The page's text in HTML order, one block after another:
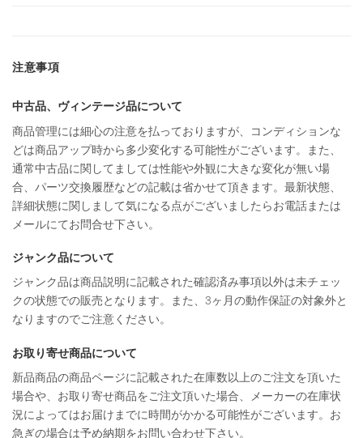
注意事項
中古品、ヴィンテージ品について
商品管理には細心の注意を払っておりますが、コンディションな
どは商品アップ時から多少変化する可能性がございます。また、
通常中古品に関してましては性能や外観に大きな変化が無い場
合、パーツ交換履歴などの記載は省かせて頂きます。最新状態、
詳細状態に関しまして気になる点がございましたらお電話または
メールにてお問合せ下さい。
ジャンク品について
ジャンク品は商品説明に記載された確認済み事項以外は未チェッ
クの状態での販売となります。また、3ヶ月の動作保証の対象外と
なりますのでご注意ください。
お取り寄せ商品について
新品商品の商品ページに記載された在庫数以上のご注文を頂いた
場合や、お取り寄せ商品をご注文頂いた場合、メーカーの在庫状
況によってはお届けまでに時間がかかる可能性がございます。お
急ぎの場合は予め納期をお問い合わせ下さい。